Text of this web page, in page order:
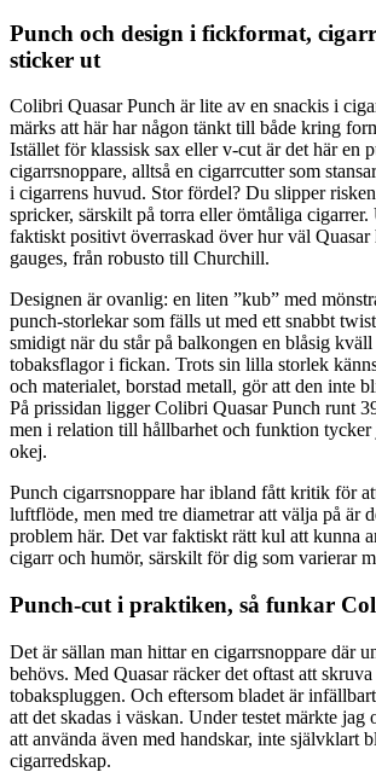
Punch och design i fickformat,
sticker ut
Colibri Quasar Punch är lite av en snackis i
märks att här har någon tänkt till både kring
Istället för klassisk sax eller v-cut är det här en
cigarrsnoppare, alltså en cigarrcutter som
i cigarrens huvud. Stor fördel? Du slipper
spricker, särskilt på torra eller ömtåliga
faktiskt positivt överraskad över hur väl
gauges, från robusto till Churchill.
Designen är ovanlig: en liten ”kub” med
punch-storlekar som fälls ut med ett snabbt
smidigt när du står på balkongen en blåsig
tobaksflagor i fickan. Trots sin lilla storlek
och materialet, borstad metall, gör att den inte
På prissidan ligger Colibri Quasar Punch runt
men i relation till hållbarhet och funktion tycker
okej.
Punch cigarrsnoppare har ibland fått kritik för
luftflöde, men med tre diametrar att välja på är
problem här. Det var faktiskt rätt kul att kunna
cigarr och humör, särskilt för dig som varierar
Punch-cut i praktiken, så funkar
Det är sällan man hittar en cigarrsnoppare där
behövs. Med Quasar räcker det oftast att
tobakspluggen. Och eftersom bladet är
att det skadas i väskan. Under testet märkte jag
att använda även med handskar, inte självklart
cigarredskap.